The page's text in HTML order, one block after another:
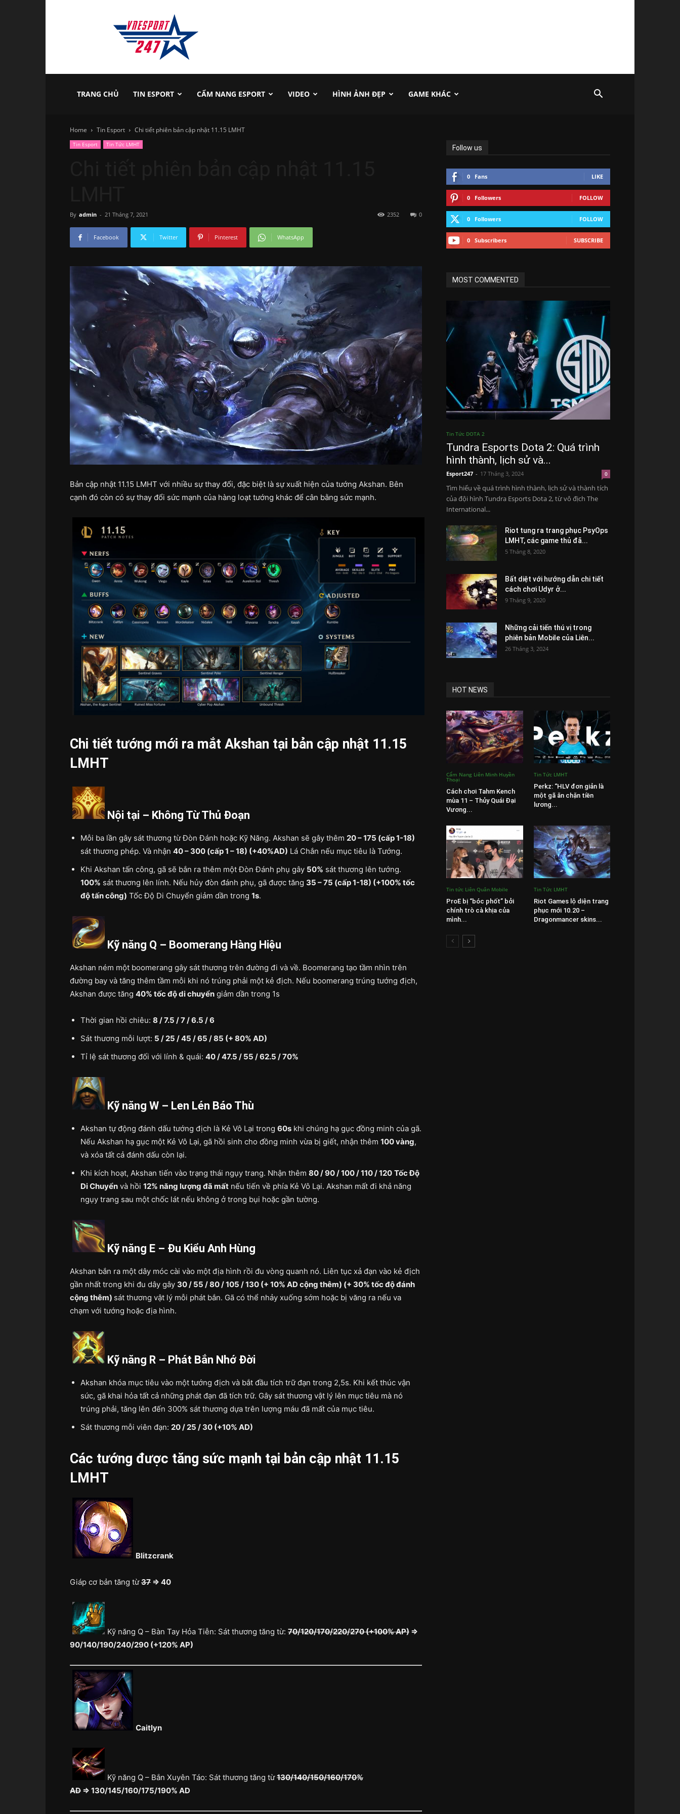
vnesport247
TRANG CHỦ TIN ESPORT CẨM NANG ESPORT VIDEO HÌNH ẢNH ĐẸP GAME KHÁC
Home Tin Esport Chi tiết phiên bản cập nhật 11.15 LMHT
Tin Esport Tin Tức LMHT
By admin - 21 Tháng 7, 2021 0
2352
Facebook Twitter Pinterest WhatsApp
Bản cập nhật 11.15 LMHT với nhiều sự thay đổi, đặc biệt là sự xuất hiện của tướng Akshan. Bên
cạnh đó còn có sự thay đổi sức mạnh của hàng loạt tướng khác để cân bằng sức mạnh.
Chi tiết tướng mới ra mắt Akshan tại bản cập nhật 11.15
LMHT
Nội tại – Không Từ Thủ Đoạn
Mỗi ba lần gây sát thương từ Đòn Đánh hoặc Kỹ Năng. Akshan sẽ gây thêm 20 – 175 (cấp 1-18)
sát thương phép. Và nhận 40 – 300 (cấp 1 – 18) (+40%AD) Lá Chắn nếu mục tiêu là Tướng.
Khi Akshan tấn công, gã sẽ bắn ra thêm một Đòn Đánh phụ gây 50% sát thương lên tướng.
100% sát thương lên lính. Nếu hủy đòn đánh phụ, gã được tăng 35 – 75 (cấp 1-18) (+100% tốc
độ tấn công) Tốc Độ Di Chuyển giảm dần trong 1s.
Kỹ năng Q – Boomerang Hàng Hiệu
Akshan ném một boomerang gây sát thương trên đường đi và về. Boomerang tạo tầm nhìn trên
đường bay và tăng thêm tầm mỗi khi nó trúng phải một kẻ địch. Nếu boomerang trúng tướng địch,
Akshan được tăng 40% tốc độ di chuyển giảm dần trong 1s
Thời gian hồi chiêu: 8 / 7.5 / 7 / 6.5 / 6
Sát thương mỗi lượt: 5 / 25 / 45 / 65 / 85 (+ 80% AD)
Tỉ lệ sát thương đối với lính & quái: 40 / 47.5 / 55 / 62.5 / 70%
Kỹ năng W – Len Lén Báo Thù
Akshan tự động đánh dấu tướng địch là Kẻ Vô Lại trong 60s khi chúng hạ gục đồng minh của gã.
Nếu Akshan hạ gục một Kẻ Vô Lại, gã hồi sinh cho đồng minh vừa bị giết, nhận thêm 100 vàng,
và xóa tất cả đánh dấu còn lại.
Khi kích hoạt, Akshan tiến vào trạng thái ngụy trang. Nhận thêm 80 / 90 / 100 / 110 / 120 Tốc Độ
Di Chuyển và hồi 12% năng lượng đã mất nếu tiến về phía Kẻ Vô Lại. Akshan mất đi khả năng
ngụy trang sau một chốc lát nếu không ở trong bụi hoặc gần tường.
Kỹ năng E – Đu Kiểu Anh Hùng
Akshan bắn ra một dây móc cài vào một địa hình rồi đu vòng quanh nó. Liên tục xả đạn vào kẻ địch
gần nhất trong khi đu dây gây 30 / 55 / 80 / 105 / 130 (+ 10% AD cộng thêm) (+ 30% tốc độ đánh
cộng thêm) sát thương vật lý mỗi phát bắn. Gã có thể nhảy xuống sớm hoặc bị văng ra nếu va
chạm với tướng hoặc địa hình.
Kỹ năng R – Phát Bắn Nhớ Đời
Akshan khóa mục tiêu vào một tướng địch và bắt đầu tích trữ đạn trong 2,5s. Khi kết thúc vận
sức, gã khai hỏa tất cả những phát đạn đã tích trữ. Gây sát thương vật lý lên mục tiêu mà nó
trúng phải, tăng lên đến 300% sát thương dựa trên lượng máu đã mất của mục tiêu.
Sát thương mỗi viên đạn: 20 / 25 / 30 (+10% AD)
Các tướng được tăng sức mạnh tại bản cập nhật 11.15
LMHT
Blitzcrank
Giáp cơ bản tăng từ37 => 40
Kỹ năng Q – Bàn Tay Hỏa Tiễn: Sát thương tăng từ: 70/120/170/220/270 (+100% AP) ⇒
90/140/190/240/290 (+120% AP)
Caitlyn
Kỹ năng Q – Bắn Xuyên Táo: Sát thương tăng từ130/140/150/160/170%
AD ⇒ 130/145/160/175/190% AD
Follow us
0 Fans LIKE
0 Followers FOLLOW
0 Followers FOLLOW
0 Subscribers SUBSCRIBE
MOST COMMENTED
Tin Tức DOTA 2
Tundra Esports Dota 2: Quá trình
hình thành, lịch sử và...
Esport247 - 17 Tháng 3, 2024 0
Tìm hiểu về quá trình hình thành, lịch sử và thành tích
của đội hình Tundra Esports Dota 2, từ vô địch The
International...
Riot tung ra trang phục PsyOps
LMHT, các game thủ đã...
5 Tháng 8, 2020
Bất diệt với hướng dẫn chi tiết
cách chơi Udyr ở...
9 Tháng 9, 2020
Những cải tiến thú vị trong
phiên bản Mobile của Liên...
26 Tháng 3, 2024
HOT NEWS
Cẩm Nang Liên Minh Huyền
Thoại
Cách chơi Tahm Kench
mùa 11 – Thủy Quái Đại
Vương...
Tin Tức LMHT
Perkz: “HLV đơn giản là
một gã ăn chặn tiền
lương...
Tin tức Liên Quân Mobile
ProE bị “bóc phốt” bởi
chính trò cà khịa của
mình...
Tin Tức LMHT
Riot Games lộ diện trang
phục mới 10.20 –
Dragonmancer skins...